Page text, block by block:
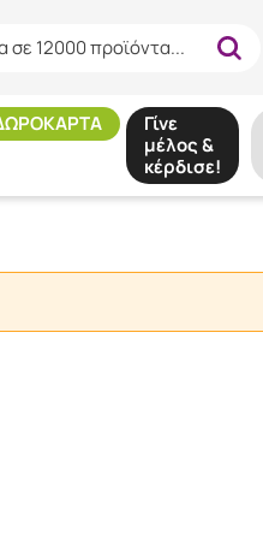
σε 12000 προϊόντα...
Γίνε
μέλος &
κέρδισε!